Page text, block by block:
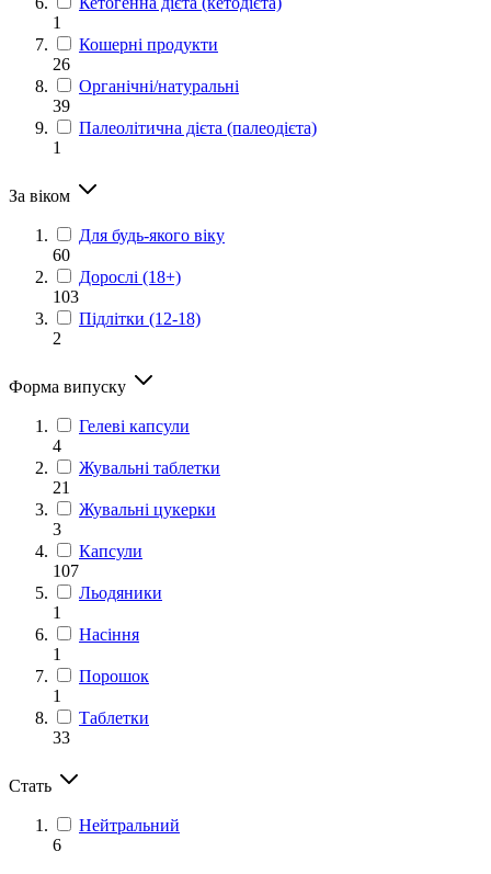
1
Кошерні продукти
26
Органічні/натуральні
39
Палеолітична дієта (палеодієта)
1
За віком
Для будь-якого віку
60
Дорослі (18+)
103
Підлітки (12-18)
2
Форма випуску
Гелеві капсули
4
Жувальні таблетки
21
Жувальні цукерки
3
Капсули
107
Льодяники
1
Насіння
1
Порошок
1
Таблетки
33
Стать
Нейтральний
6